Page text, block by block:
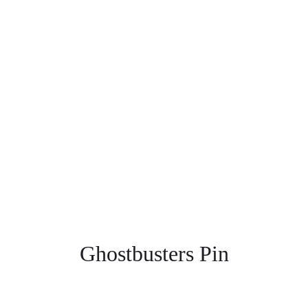
Ghostbusters Pin